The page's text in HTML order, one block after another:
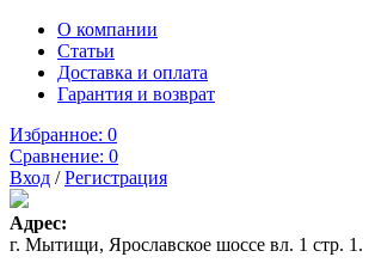
О компании
Статьи
Доставка и оплата
Гарантия и возврат
Избранное: 0
Сравнение: 0
Вход /Регистрация
Адрес:
г. Мытищи, Ярославское шоссе вл. 1 стр. 1.